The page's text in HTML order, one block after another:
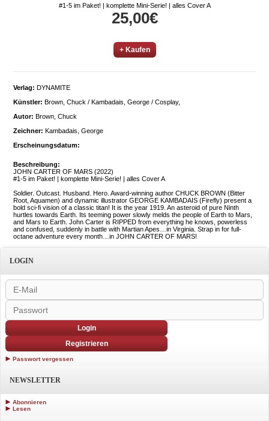
#1-5 im Paket! | komplette Mini-Serie! | alles Cover A
25,00€
+ Kaufen
Verlag: DYNAMITE
Künstler: Brown, Chuck / Kambadais, George / Cosplay,
Autor: Brown, Chuck
Zeichner: Kambadais, George
Erscheinungsdatum:
Beschreibung:
JOHN CARTER OF MARS (2022)
#1-5 im Paket! | komplette Mini-Serie! | alles Cover A
Soldier. Outcast. Husband. Hero. Award-winning author CHUCK BROWN (Bitter
Root, Aquamen) and dynamic illustrator GEORGE KAMBADAIS (Firefly) present a
bold sci-fi vision of a classic titan! It is the year 1919. An asteroid of pure Ninth
hurtles towards Earth. Its teeming power slowly melds the people of Earth to Mars,
and Mars to Earth. John Carter is RIPPED from everything he knows, powerless
and confused, suddenly in battle with Martian Apes…in Virginia. Strap in for full-
octane adventure every month…in JOHN CARTER OF MARS!
LOGIN
Login
Registrieren
Passwort vergessen
NEWSLETTER
Abonnieren
Lesen